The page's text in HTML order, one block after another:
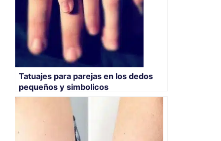
Tatuajes para parejas en los dedos
pequeños y simbolicos